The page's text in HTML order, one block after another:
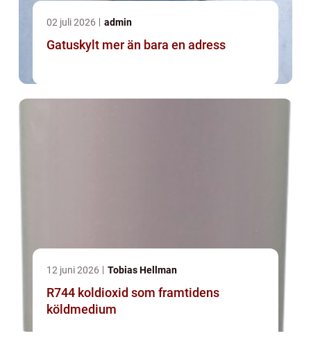
02 juli 2026 admin
Gatuskylt mer än bara en adress
12 juni 2026 Tobias Hellman
R744 koldioxid som framtidens
köldmedium